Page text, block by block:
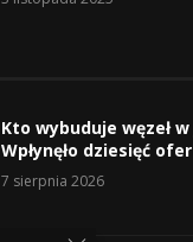
Kto wybuduje węzeł
Wpłynęło dziesięć
7 sierpnia 2026